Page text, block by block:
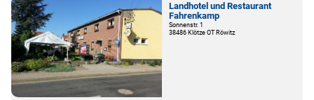
Landhotel und Restaurant
Fahrenkamp
Sonnenstr. 1
38486 Klötze OT Röwitz